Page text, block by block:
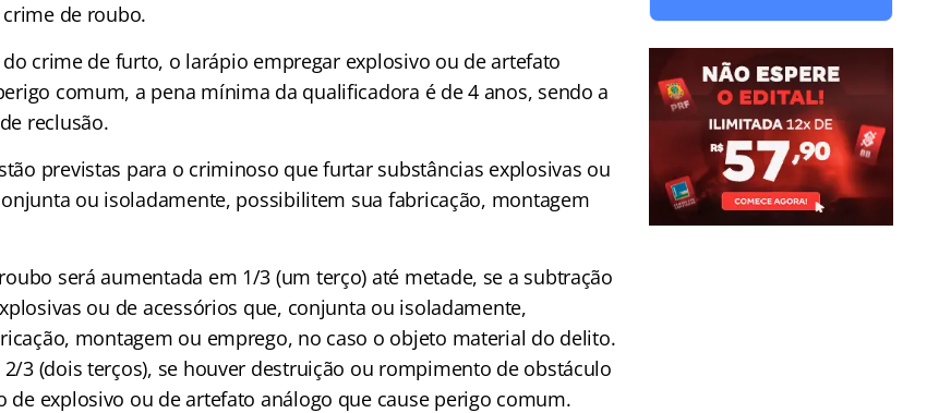
de roubo.
crime de furto, o larápio empregar explosivo ou de artefato
comum, a pena mínima da qualificadora é de 4 anos, sendo a
reclusão.
previstas para o criminoso que furtar substâncias explosivas ou
ou isoladamente, possibilitem sua fabricação, montagem
será aumentada em 1/3 (um terço) até metade, se a subtração
ou de acessórios que, conjunta ou isoladamente,
montagem ou emprego, no caso o objeto material do delito.
2/3 (dois terços), se houver destruição ou rompimento de obstáculo
de explosivo ou de artefato análogo que cause perigo comum.